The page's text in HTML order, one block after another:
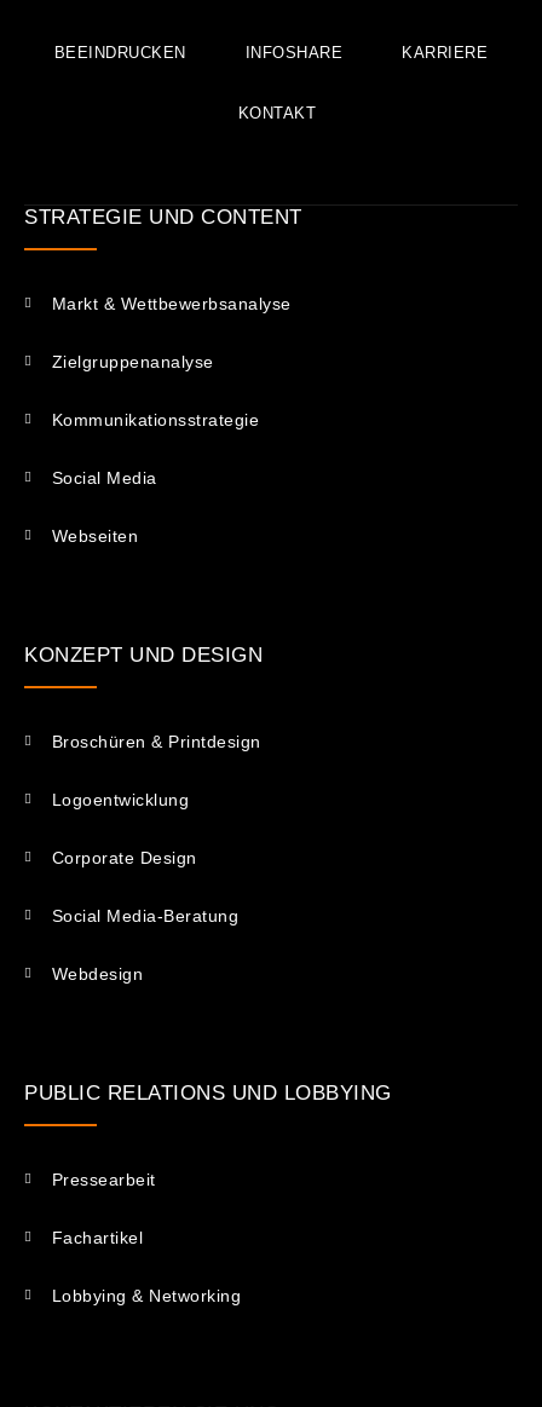
BEEINDRUCKEN INFOSHARE KARRIERE
KONTAKT
STRATEGIE UND CONTENT
Markt & Wettbewerbsanalyse
Zielgruppenanalyse
Kommunikations­strategie
Social Media
Webseiten
KONZEPT UND DESIGN
Broschüren & Printdesign
Logoentwicklung
Corporate Design
Social Media-Beratung
Webdesign
PUBLIC RELATIONS UND LOBBYING
Pressearbeit
Fachartikel
Lobbying & Networking